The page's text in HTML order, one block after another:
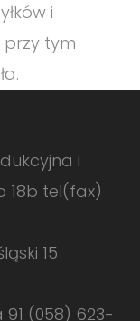
i
przy tym
i
18b tel(fax)
15
91 (058) 623-